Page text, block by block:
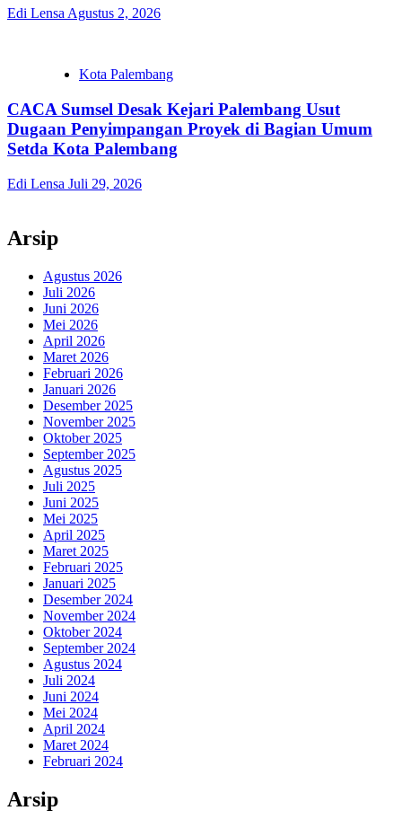
Edi Lensa Agustus 2, 2026
Kota Palembang
CACA Sumsel Desak Kejari Palembang Usut
Dugaan Penyimpangan Proyek di Bagian Umum
Setda Kota Palembang
Edi Lensa Juli 29, 2026
Arsip
Agustus 2026
Juli 2026
Juni 2026
Mei 2026
April 2026
Maret 2026
Februari 2026
Januari 2026
Desember 2025
November 2025
Oktober 2025
September 2025
Agustus 2025
Juli 2025
Juni 2025
Mei 2025
April 2025
Maret 2025
Februari 2025
Januari 2025
Desember 2024
November 2024
Oktober 2024
September 2024
Agustus 2024
Juli 2024
Juni 2024
Mei 2024
April 2024
Maret 2024
Februari 2024
Arsip